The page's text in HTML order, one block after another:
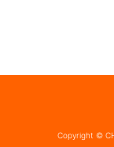
Copyright ©